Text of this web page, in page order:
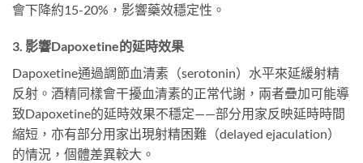
會下降約15-20%，影響藥效穩定性。
3. 影響Dapoxetine的延時效果
Dapoxetine通過調節血清素（serotonin）水平來延緩射精
反射。酒精同樣會干擾血清素的正常代謝，兩者疊加可能導
致Dapoxetine的延時效果不穩定——部分用家反映延時時間
縮短，亦有部分用家出現射精困難（delayed ejaculation）
的情況，個體差異較大。